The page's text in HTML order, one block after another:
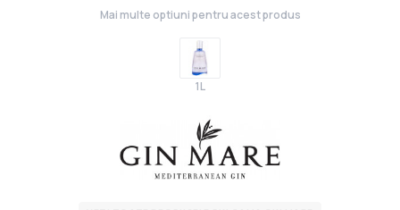
Mai multe optiuni pentru acest produs
1L